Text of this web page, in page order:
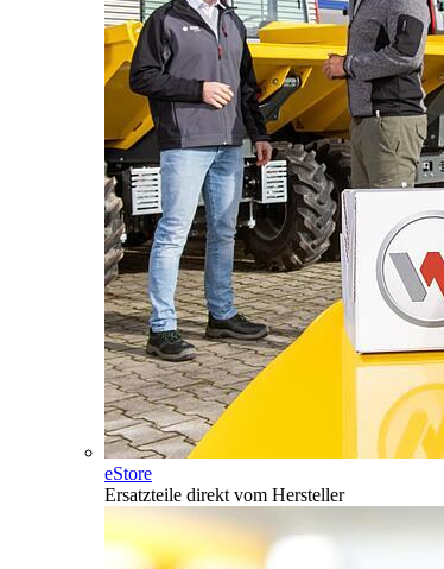
eStore
Ersatzteile direkt vom Hersteller